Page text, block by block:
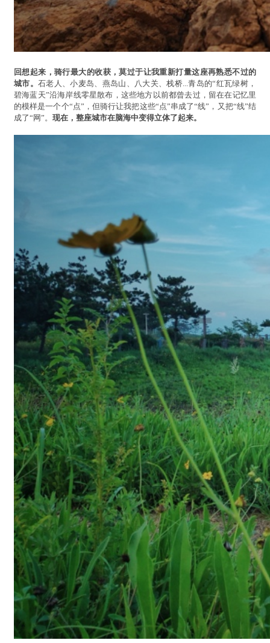
回想起来，骑行最大的收获，莫过于让我重新打量这座再熟悉不过的
城市。 石老人、小麦岛、燕岛山、八大关、栈桥...青岛的“红瓦绿树，
碧海蓝天”沿海岸线零星散布，这些地方以前都曾去过，留在在记忆里
的模样是一个个“点”，但骑行让我把这些“点”串成了“线”，又把“线”结
成了“网”。 现在，整座城市在脑海中变得立体了起来。